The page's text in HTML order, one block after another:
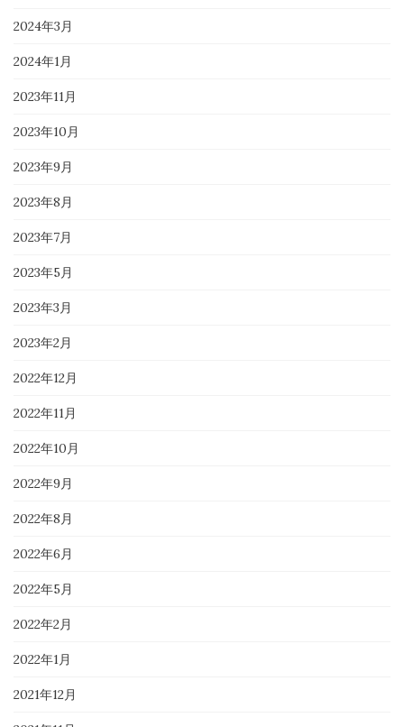
2024年3月
2024年1月
2023年11月
2023年10月
2023年9月
2023年8月
2023年7月
2023年5月
2023年3月
2023年2月
2022年12月
2022年11月
2022年10月
2022年9月
2022年8月
2022年6月
2022年5月
2022年2月
2022年1月
2021年12月